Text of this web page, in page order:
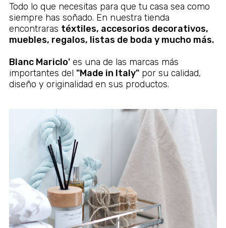
Todo lo que necesitas para que tu casa sea como
siempre has soñado. En nuestra tienda
encontraras téxtiles, accesorios decorativos,
muebles, regalos, listas de boda y mucho más.
Blanc Mariclo' es una de las marcas más
importantes del "Made in Italy" por su calidad,
diseño y originalidad en sus productos.